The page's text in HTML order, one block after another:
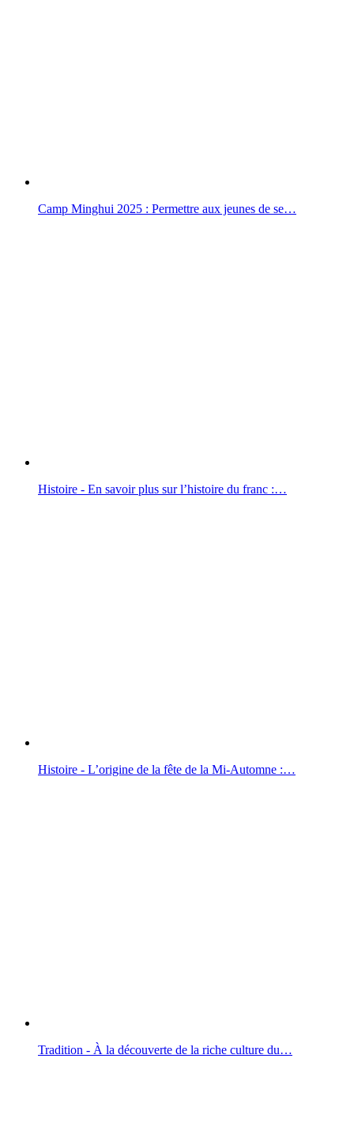
Camp Minghui 2025 : Permettre aux jeunes de se…
Histoire - En savoir plus sur l’histoire du franc :…
Histoire - L’origine de la fête de la Mi-Automne :…
Tradition - À la découverte de la riche culture du…